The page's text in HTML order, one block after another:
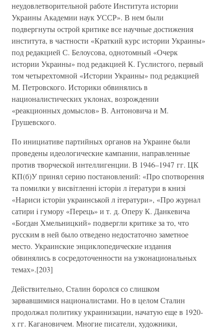
неудовлетворительной работе Института истории
Украины Академии наук УССР». В нем были
подвергнуты острой критике все научные достижения
института, в частности «Краткий курс истории Украины»
под редакцией С. Белоусова, однотомный «Очерк
истории Украины» под редакцией К. Гуслистого, первый
том четырехтомной «Истории Украины» под редакцией
М. Петровского. Историки обвинялись в
националистических уклонах, возрождении
«реакционных домыслов» В. Антоновича и М.
Грушевского.
По инициативе партийных органов на Украине были
проведены идеологические кампании, направленные
против творческой интеллигенции. В 1946–1947 гг. ЦК
КП(б)У принял серию постановлений: «Про спотворення
та помилки у висвiтленнi iсторiи л iтератури в книзi
«Нариси iсторiи украинськой л iтератури», «Про журнал
сатири i гумору «Перець» и т. д. Оперу К. Данкевича
«Богдан Хмельницкий» подвергли критике за то, что
русским в ней было отведено недостаточно заметное
место. Украинские энциклопедические издания
обвинялись в сосредоточенности на узконациональных
темах».[203]
Действительно, Сталин боролся со слишком
зарвавшимися националистами. Но в целом Сталин
продолжал политику украинизации, начатую еще в 1920-
х гг. Кагановичем. Многие писатели, художники,